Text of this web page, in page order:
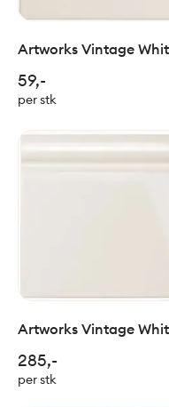
Artworks Vintage
59,-
per stk
Artworks Vintage
285,-
per stk